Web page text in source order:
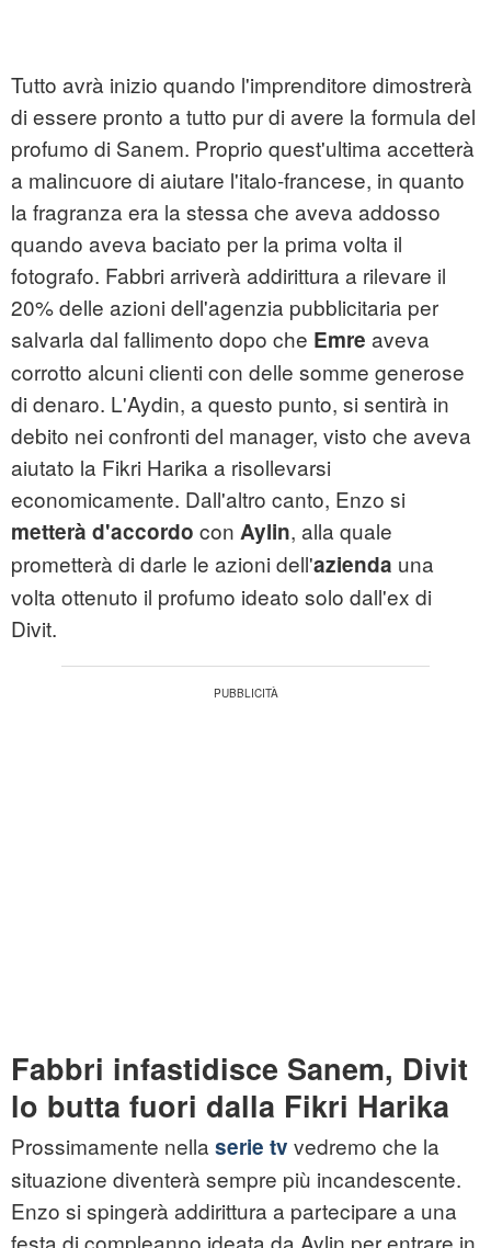
Tutto avrà inizio quando l'imprenditore dimostrerà
di essere pronto a tutto pur di avere la formula del
profumo di Sanem. Proprio quest'ultima accetterà
a malincuore di aiutare l'italo-francese, in quanto
la fragranza era la stessa che aveva addosso
quando aveva baciato per la prima volta il
fotografo. Fabbri arriverà addirittura a rilevare il
20% delle azioni dell'agenzia pubblicitaria per
salvarla dal fallimento dopo che Emre aveva
corrotto alcuni clienti con delle somme generose
di denaro. L'Aydin, a questo punto, si sentirà in
debito nei confronti del manager, visto che aveva
aiutato la Fikri Harika a risollevarsi
economicamente. Dall'altro canto, Enzo si
metterà d'accordo con Aylin, alla quale
prometterà di darle le azioni dell'azienda una
volta ottenuto il profumo ideato solo dall'ex di
Divit.
Fabbri infastidisce Sanem, Divit
lo butta fuori dalla Fikri Harika
Prossimamente nella serie tv vedremo che la
situazione diventerà sempre più incandescente.
Enzo si spingerà addirittura a partecipare a una